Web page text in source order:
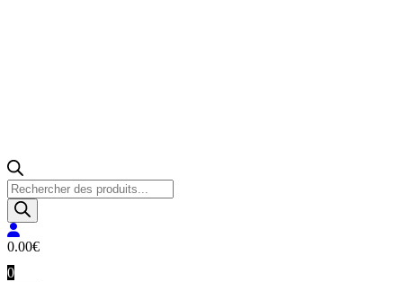
Recherche
de
produits
0.00€
0